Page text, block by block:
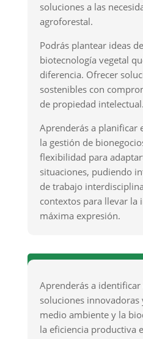
soluciones a las
agroforestal.
Podrás plantear ideas
biotecnología vegetal
diferencia. Ofrecer
sostenibles con
de propiedad intelectual.
Aprenderás a planificar
la gestión de
flexibilidad para
situaciones, pudiendo
de trabajo
contextos para llevar la
máxima expresión.
Aprenderás a
soluciones innovadoras
medio ambiente y la
la eficiencia productiva